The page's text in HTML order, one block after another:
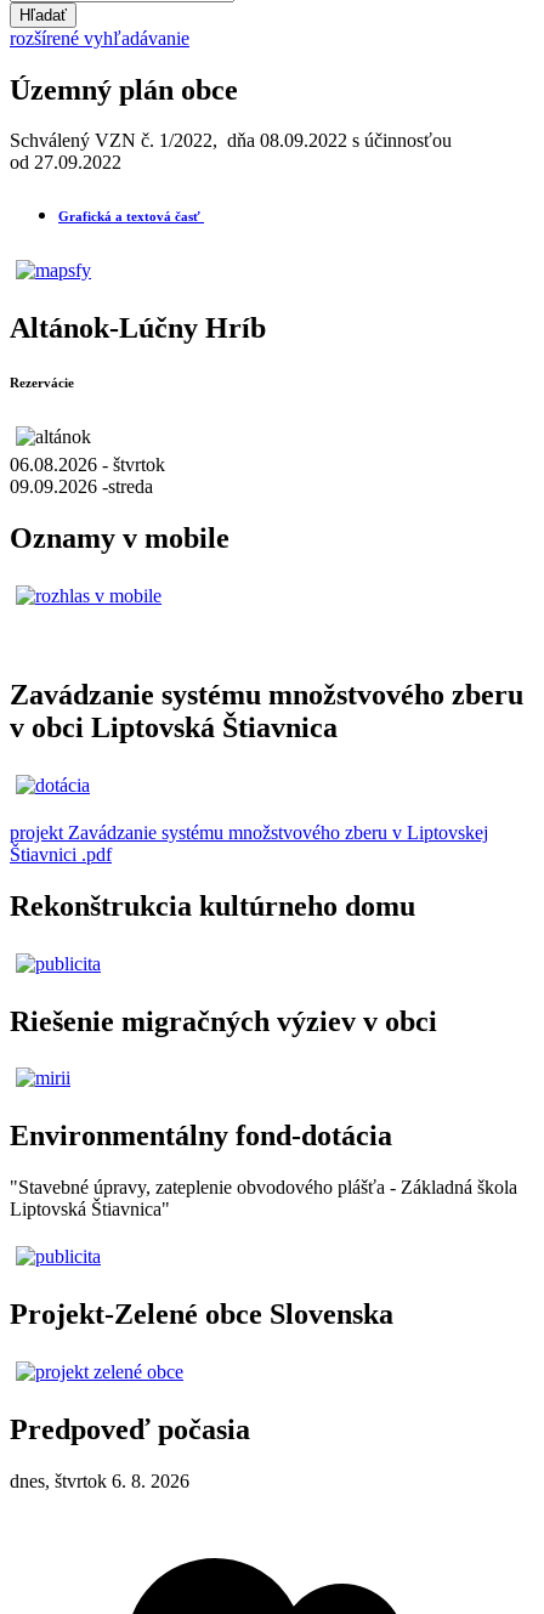
Hľadať
rozšírené vyhľadávanie
Územný plán obce
Schválený VZN č. 1/2022, dňa 08.09.2022 s účinnosťou
od 27.09.2022
Grafická a textová časť
Altánok-Lúčny Hríb
Rezervácie
06.08.2026 - štvrtok
09.09.2026 -streda
Oznamy v mobile
Zavádzanie systému množstvového zberu
v obci Liptovská Štiavnica
projekt Zavádzanie systému množstvového zberu v Liptovskej
Štiavnici .pdf
Rekonštrukcia kultúrneho domu
Riešenie migračných výziev v obci
Environmentálny fond-dotácia
"Stavebné úpravy, zateplenie obvodového plášťa - Základná škola
Liptovská Štiavnica"
Projekt-Zelené obce Slovenska
Predpoveď počasia
dnes, štvrtok 6. 8. 2026